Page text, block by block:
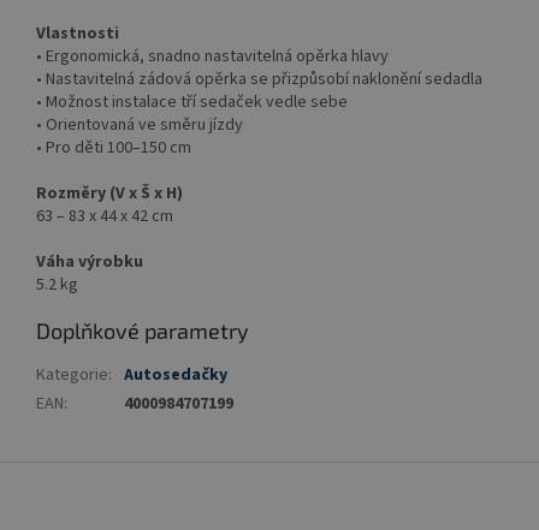
Vlastnosti
• Ergonomická, snadno nastavitelná opěrka hlavy
• Nastavitelná zádová opěrka se přizpůsobí naklonění sedadla
• Možnost instalace tří sedaček vedle sebe
• Orientovaná ve směru jízdy
• Pro děti 100–150 cm
Rozměry (V x Š x H)
63 – 83 x 44 x 42 cm
Váha výrobku
5.2 kg
Doplňkové parametry
Kategorie: Autosedačky
EAN: 4000984707199